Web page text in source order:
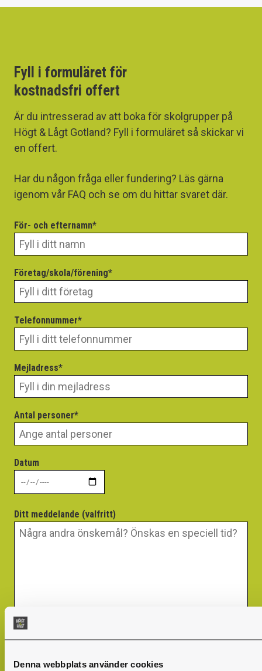
Denna webbplats använder cookies
Fyll i formuläret för
kostnadsfri offert
Är du intresserad av att boka för skolgrupper på
Högt & Lågt Gotland? Fyll i formuläret så skickar vi
en offert.
Har du någon fråga eller fundering? Läs gärna
igenom vår FAQ och se om du hittar svaret där.
För- och efternamn*
Företag/skola/förening*
Telefonnummer*
Mejladress*
Antal personer*
Datum
Ditt meddelande (valfritt)